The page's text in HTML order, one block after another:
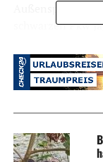
Außenspiegel
schwarzen Pkw
Anschließend
ohne eine
geschädigte
und verständigte
Symbolfoto /